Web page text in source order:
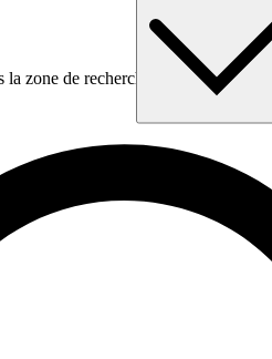
la zone de recherche, puis utilisez la